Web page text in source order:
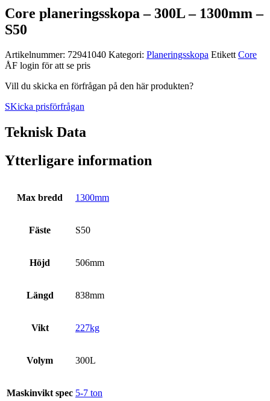
Core planeringsskopa – 300L – 1300mm –
S50
Artikelnummer: 72941040 Kategori: Planerings­skopa Etikett Core
ÅF login för att se pris
Vill du skicka en förfrågan på den här produkten?
SKicka prisförfrågan
Teknisk Data
Ytterligare information
Max bredd 1300mm
Fäste S50
Höjd 506mm
Längd 838mm
Vikt 227kg
Volym 300L
Maskinvikt spec 5-7 ton